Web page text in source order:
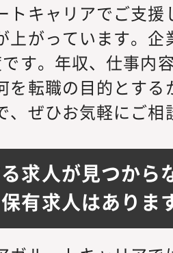
トキャリアでご支
上がっています。
す。年収、仕事内
を転職の目的とす
、ぜひお気軽にご相
求人が見つから
有求人はありま